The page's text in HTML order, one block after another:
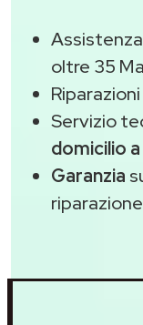
oltre 35
Servizio
domicilio
Garanzia
riparazione